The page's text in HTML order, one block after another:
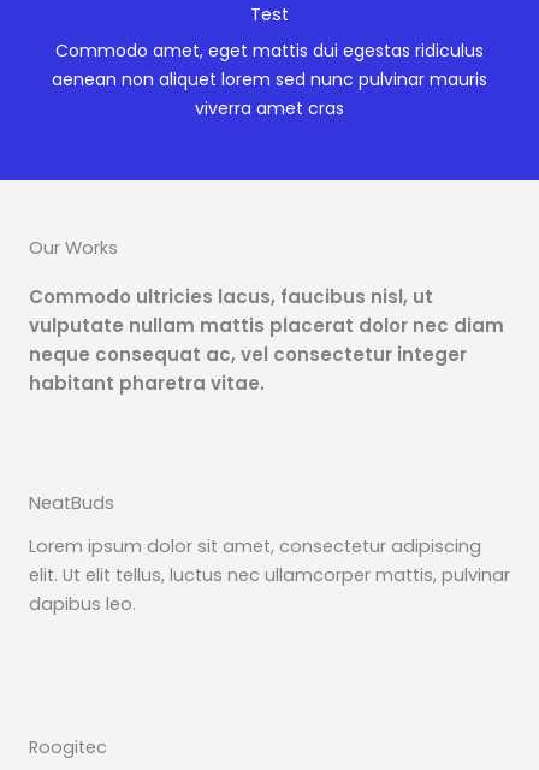
Test
Commodo amet, eget mattis dui egestas ridiculus
aenean non aliquet lorem sed nunc pulvinar mauris
viverra amet cras
Our Works
Commodo ultricies lacus, faucibus nisl, ut
vulputate nullam mattis placerat dolor nec diam
neque consequat ac, vel consectetur integer
habitant pharetra vitae.
NeatBuds
Lorem ipsum dolor sit amet, consectetur adipiscing
elit. Ut elit tellus, luctus nec ullamcorper mattis, pulvinar
dapibus leo.
Roogitec